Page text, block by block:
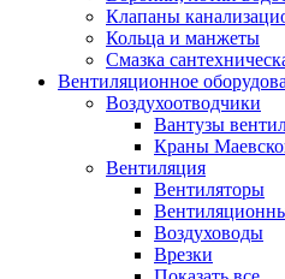
Клапаны
Кольца и манжеты
Смазка
Вентиляционное
Воздухоотводчики
Вантузы
Краны
Вентиляция
Вентиляторы
Воздуховоды
Врезки